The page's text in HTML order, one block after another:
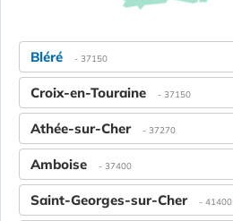
Bléré - 37150
Croix-en-Touraine - 37150
Athée-sur-Cher - 37270
Amboise - 37400
Saint-Georges-sur-Cher - 41400